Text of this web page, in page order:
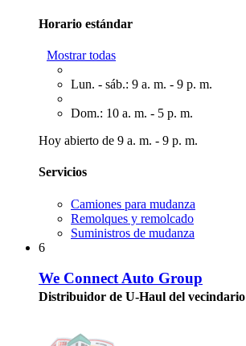
Horario estándar
Mostrar todas
Lun. - sáb.: 9 a. m. - 9 p. m.
Dom.: 10 a. m. - 5 p. m.
Hoy abierto de 9 a. m. - 9 p. m.
Servicios
Camiones para mudanza
Remolques y remolcado
Suministros de mudanza
6
We Connect Auto Group
Distribuidor de U-Haul del vecindario